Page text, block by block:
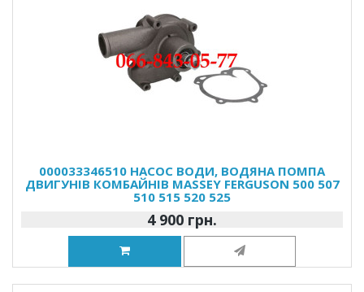
000033346510 НАСОС ВОДИ, ВОДЯНА ПОМПА
ДВИГУНІВ КОМБАЙНІВ MASSEY FERGUSON 500 507
510 515 520 525
4 900 грн.